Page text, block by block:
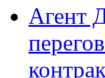
Агент